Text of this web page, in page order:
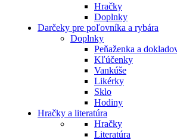
Hračky
Doplnky
Darčeky pre poľovníka a rybára
Doplnky
Peňaženka a
Kľúčenky
Vankúše
Likérky
Sklo
Hodiny
Hračky a literatúra
Hračky
Literatúra